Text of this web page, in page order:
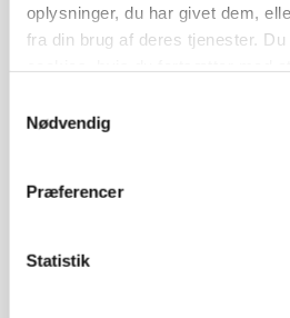
oplysninger, du har givet dem,
fra din brug af deres tjenester.
Nødvendig
Præferencer
Statistik
9670, Løgstør
HØST-TOUR